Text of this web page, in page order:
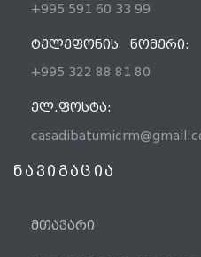
+995 591 60 33 99
ᲢᲔᲚᲔᲤᲝᲜᲘᲡ ᲜᲝᲛᲔᲠᲘ:
+995 322 88 81 80
ᲔᲚ.ᲤᲝᲡᲢᲐ:
ნავიგაცია
მთავარი